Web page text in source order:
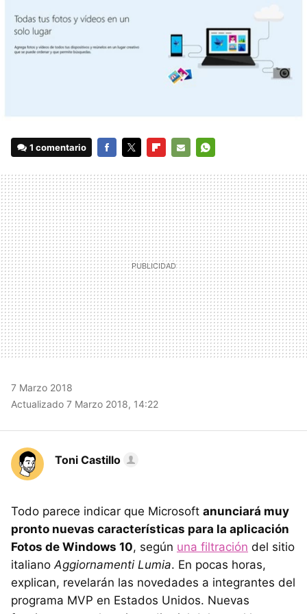
1 comentario
MAIL
7 Marzo 2018
Actualizado 7 Marzo 2018, 14:22
Toni Castillo
Todo parece indicar que Microsoft anunciará muy
pronto nuevas características para la aplicación
Fotos de Windows 10, según una filtración del sitio
italiano Aggiornamenti Lumia. En pocas horas,
explican, revelarán las novedades a integrantes del
programa MVP en Estados Unidos. Nuevas